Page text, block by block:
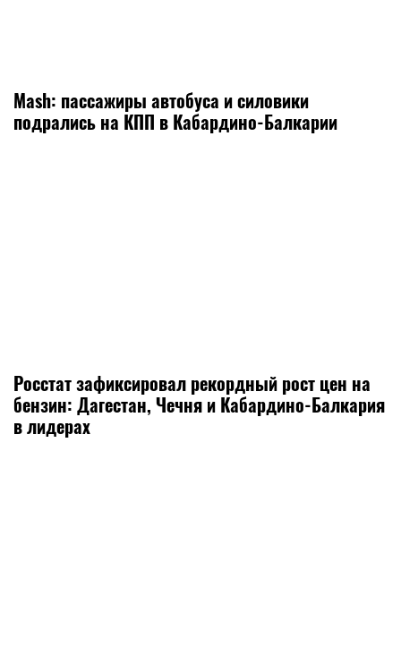
Mash: пассажиры автобуса и силовики
подрались на КПП в Кабардино-Балкарии
Росстат зафиксировал рекордный рост цен на
бензин: Дагестан, Чечня и Кабардино-Балкария
в лидерах